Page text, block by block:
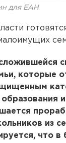
для ЕАН
которые
образования
из
что